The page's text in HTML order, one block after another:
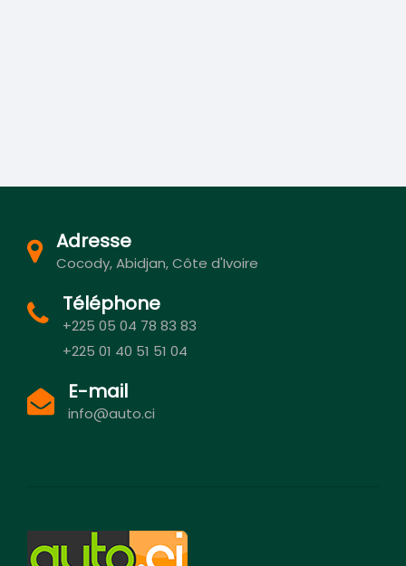
Adresse
Cocody, Abidjan, Côte d'Ivoire
Téléphone
+225 05 04 78 83 83
+225 01 40 51 51 04
E-mail
info@auto.ci